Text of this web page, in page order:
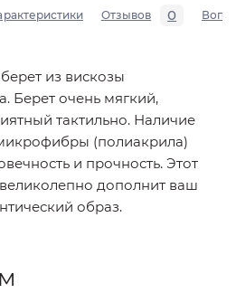
Отзывов 0
из вискозы
Берет очень мягкий,
тактильно. Наличие
(полиакрила)
и прочность. Этот
дополнит ваш
образ.